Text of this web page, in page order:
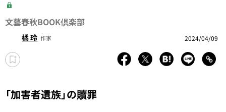
文藝春秋BOOK倶楽部
橘 玲 作家 2024/04/09
「加害者遺族」の贖罪